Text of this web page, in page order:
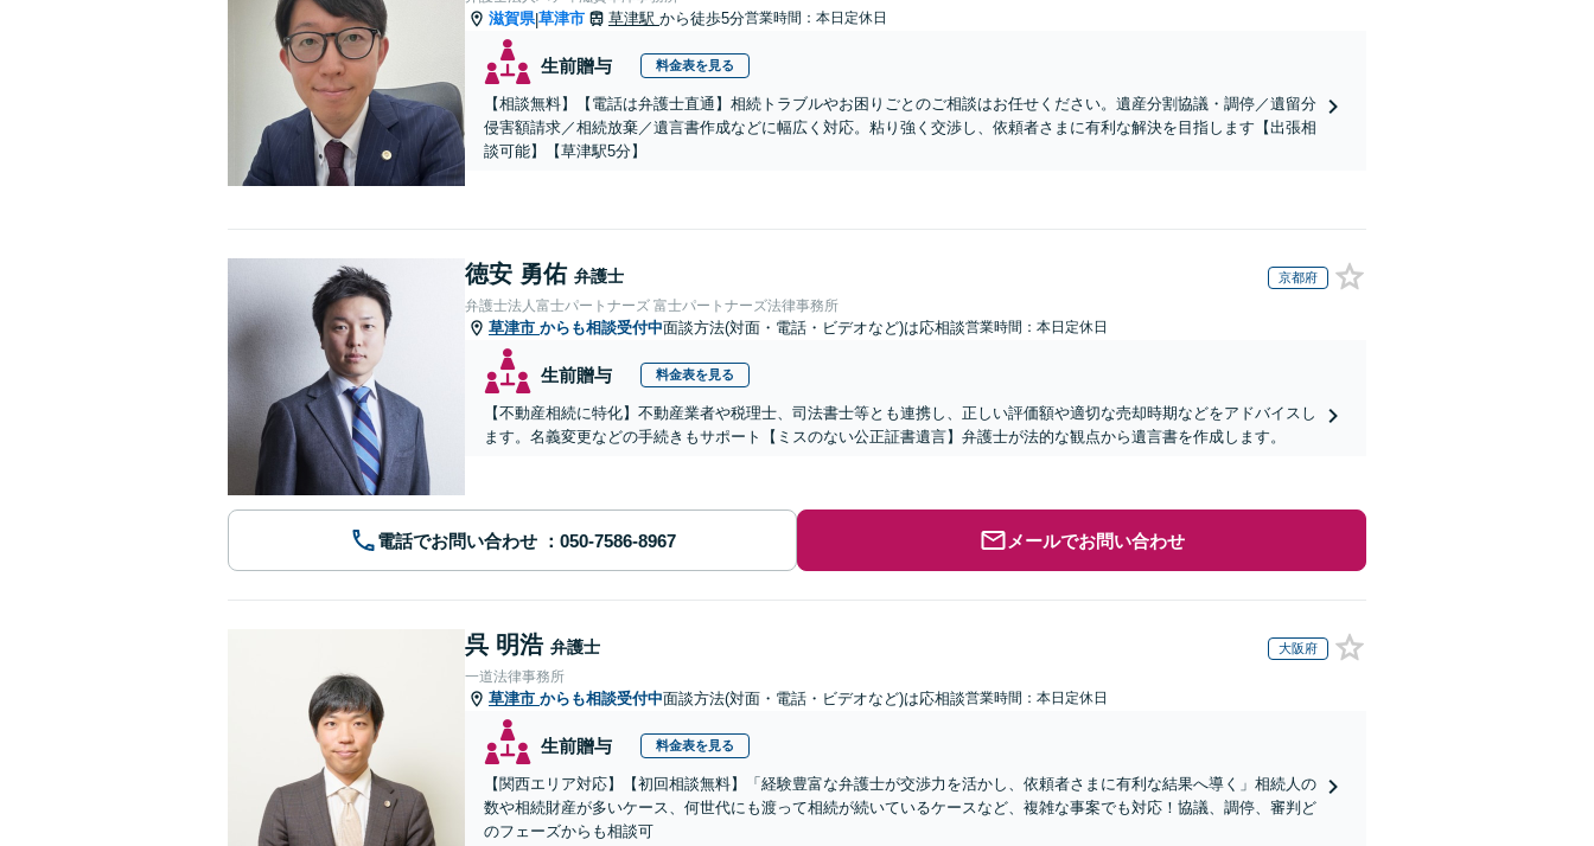
滋賀県|草津市 草津駅 から徒歩5分営業時間：本日定休日
生前贈与 料金表を見る
【相談無料】【電話は弁護士直通】相続トラブルやお困りごとのご相談はお任せください。遺産分割協議・調停／遺留分
侵害額請求／相続放棄／遺言書作成などに幅広く対応。粘り強く交渉し、依頼者さまに有利な解決を目指します【出張相
談可能】【草津駅5分】
徳安 勇佑 弁護士 京都府
弁護士法人富士パートナーズ 富士パートナーズ法律事務所
草津市 からも相談受付中面談方法(対面・電話・ビデオなど)は応相談営業時間：本日定休日
生前贈与 料金表を見る
【不動産相続に特化】不動産業者や税理士、司法書士等とも連携し、正しい評価額や適切な売却時期などをアドバイスし
ます。名義変更などの手続きもサポート【ミスのない公正証書遺言】弁護士が法的な観点から遺言書を作成します。
電話でお問い合わせ メールでお問い合わせ
呉 明浩 弁護士 大阪府
一道法律事務所
草津市 からも相談受付中面談方法(対面・電話・ビデオなど)は応相談営業時間：本日定休日
生前贈与 料金表を見る
【関西エリア対応】【初回相談無料】「経験豊富な弁護士が交渉力を活かし、依頼者さまに有利な結果へ導く」相続人の
数や相続財産が多いケース、何世代にも渡って相続が続いているケースなど、複雑な事案でも対応！協議、調停、審判ど
のフェーズからも相談可